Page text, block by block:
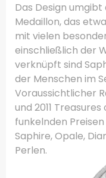
Das Design umgibt
Medaillon, das etwa
mit vielen
einschließlich der
verknüpft sind
der Menschen im
Voraussichtlicher
und 2011 Treasures
funkelnden Preisen
Saphire,Opale,
Perlen.